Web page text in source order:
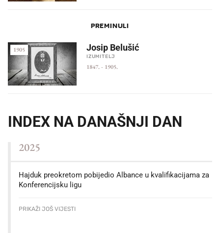
PREMINULI
Josip Belušić
IZUMITELJ
1847.- 1905.
1905
INDEX NA DANAŠNJI DAN
2025
Hajduk preokretom pobijedio Albance u kvalifikacijama za
Konferencijsku ligu
PRIKAŽI JOŠ VIJESTI